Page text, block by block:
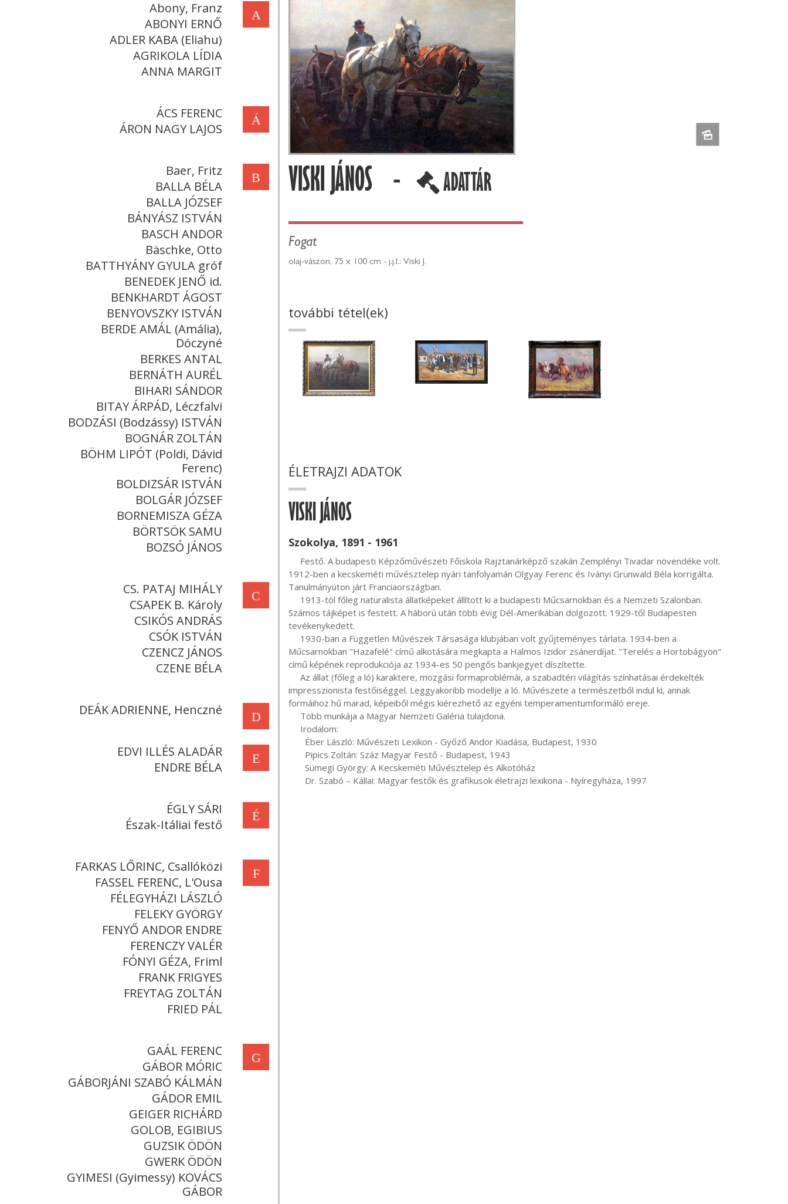
A
Abony, Franz
ABONYI ERNŐ
ADLER KABA (Eliahu)
AGRIKOLA LÍDIA
ANNA MARGIT
Á
ÁCS FERENC
ÁRON NAGY LAJOS
B
Baer, Fritz
BALLA BÉLA
BALLA JÓZSEF
BÁNYÁSZ ISTVÁN
BASCH ANDOR
Bäschke, Otto
BATTHYÁNY GYULA gróf
BENEDEK JENŐ id.
BENKHARDT ÁGOST
BENYOVSZKY ISTVÁN
BERDE AMÁL (Amália),
Dóczyné
BERKES ANTAL
BERNÁTH AURÉL
BIHARI SÁNDOR
BITAY ÁRPÁD, Léczfalvi
BODZÁSI (Bodzássy) ISTVÁN
BOGNÁR ZOLTÁN
BÖHM LIPÓT (Poldi, Dávid
Ferenc)
BOLDIZSÁR ISTVÁN
BOLGÁR JÓZSEF
BORNEMISZA GÉZA
BÖRTSÖK SAMU
BOZSÓ JÁNOS
C
CS. PATAJ MIHÁLY
CSAPEK B. Károly
CSIKÓS ANDRÁS
CSÓK ISTVÁN
CZENCZ JÁNOS
CZENE BÉLA
D
DEÁK ADRIENNE, Henczné
E
EDVI ILLÉS ALADÁR
ENDRE BÉLA
É
ÉGLY SÁRI
Észak-Itáliai festő
F
FARKAS LŐRINC, Csallóközi
FASSEL FERENC, L'Ousa
FÉLEGYHÁZI LÁSZLÓ
FELEKY GYÖRGY
FENYŐ ANDOR ENDRE
FERENCZY VALÉR
FÓNYI GÉZA, Friml
FRANK FRIGYES
FREYTAG ZOLTÁN
FRIED PÁL
G
GAÁL FERENC
GÁBOR MÓRIC
GÁBORJÁNI SZABÓ KÁLMÁN
GÁDOR EMIL
GEIGER RICHÁRD
GOLOB, EGIBIUS
GUZSIK ÖDÖN
GWERK ÖDÖN
GYIMESI (Gyimessy) KOVÁCS
GÁBOR
VISKI JÁNOS - ADATTÁR
Fogat
olaj-vászon, 75 x 100 cm - j.j.l.: Viski J.
további tétel(ek)
ÉLETRAJZI ADATOK
VISKI JÁNOS
Szokolya, 1891 - 1961
1912-ben a kecskeméti művésztelep nyári tanfolyamán Olgyay Ferenc és Iványi Grünwald Béla korrigálta.
Tanulmányúton járt Franciaországban.
Számos tájképet is festett. A háború után több évig Dél-Amerikában dolgozott. 1929-től Budapesten
tevékenykedett.
Műcsarnokban "Hazafelé" című alkotására megkapta a Halmos Izidor zsánerdíjat. "Terelés a Hortobágyon"
című képének reprodukciója az 1934-es 50 pengős bankjegyet díszítette.
impresszionista festőiséggel. Leggyakoribb modellje a ló. Művészete a természetből indul ki, annak
formáihoz hű marad, képeiből mégis kiérezhető az egyéni temperamentumformáló ereje.
       Dr. Szabó – Kállai: Magyar festők és grafikusok életrajzi lexikona - Nyíregyháza, 1997